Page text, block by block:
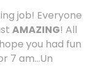
job! Everyone
AMAZING! All
you had fun
7 am…Un